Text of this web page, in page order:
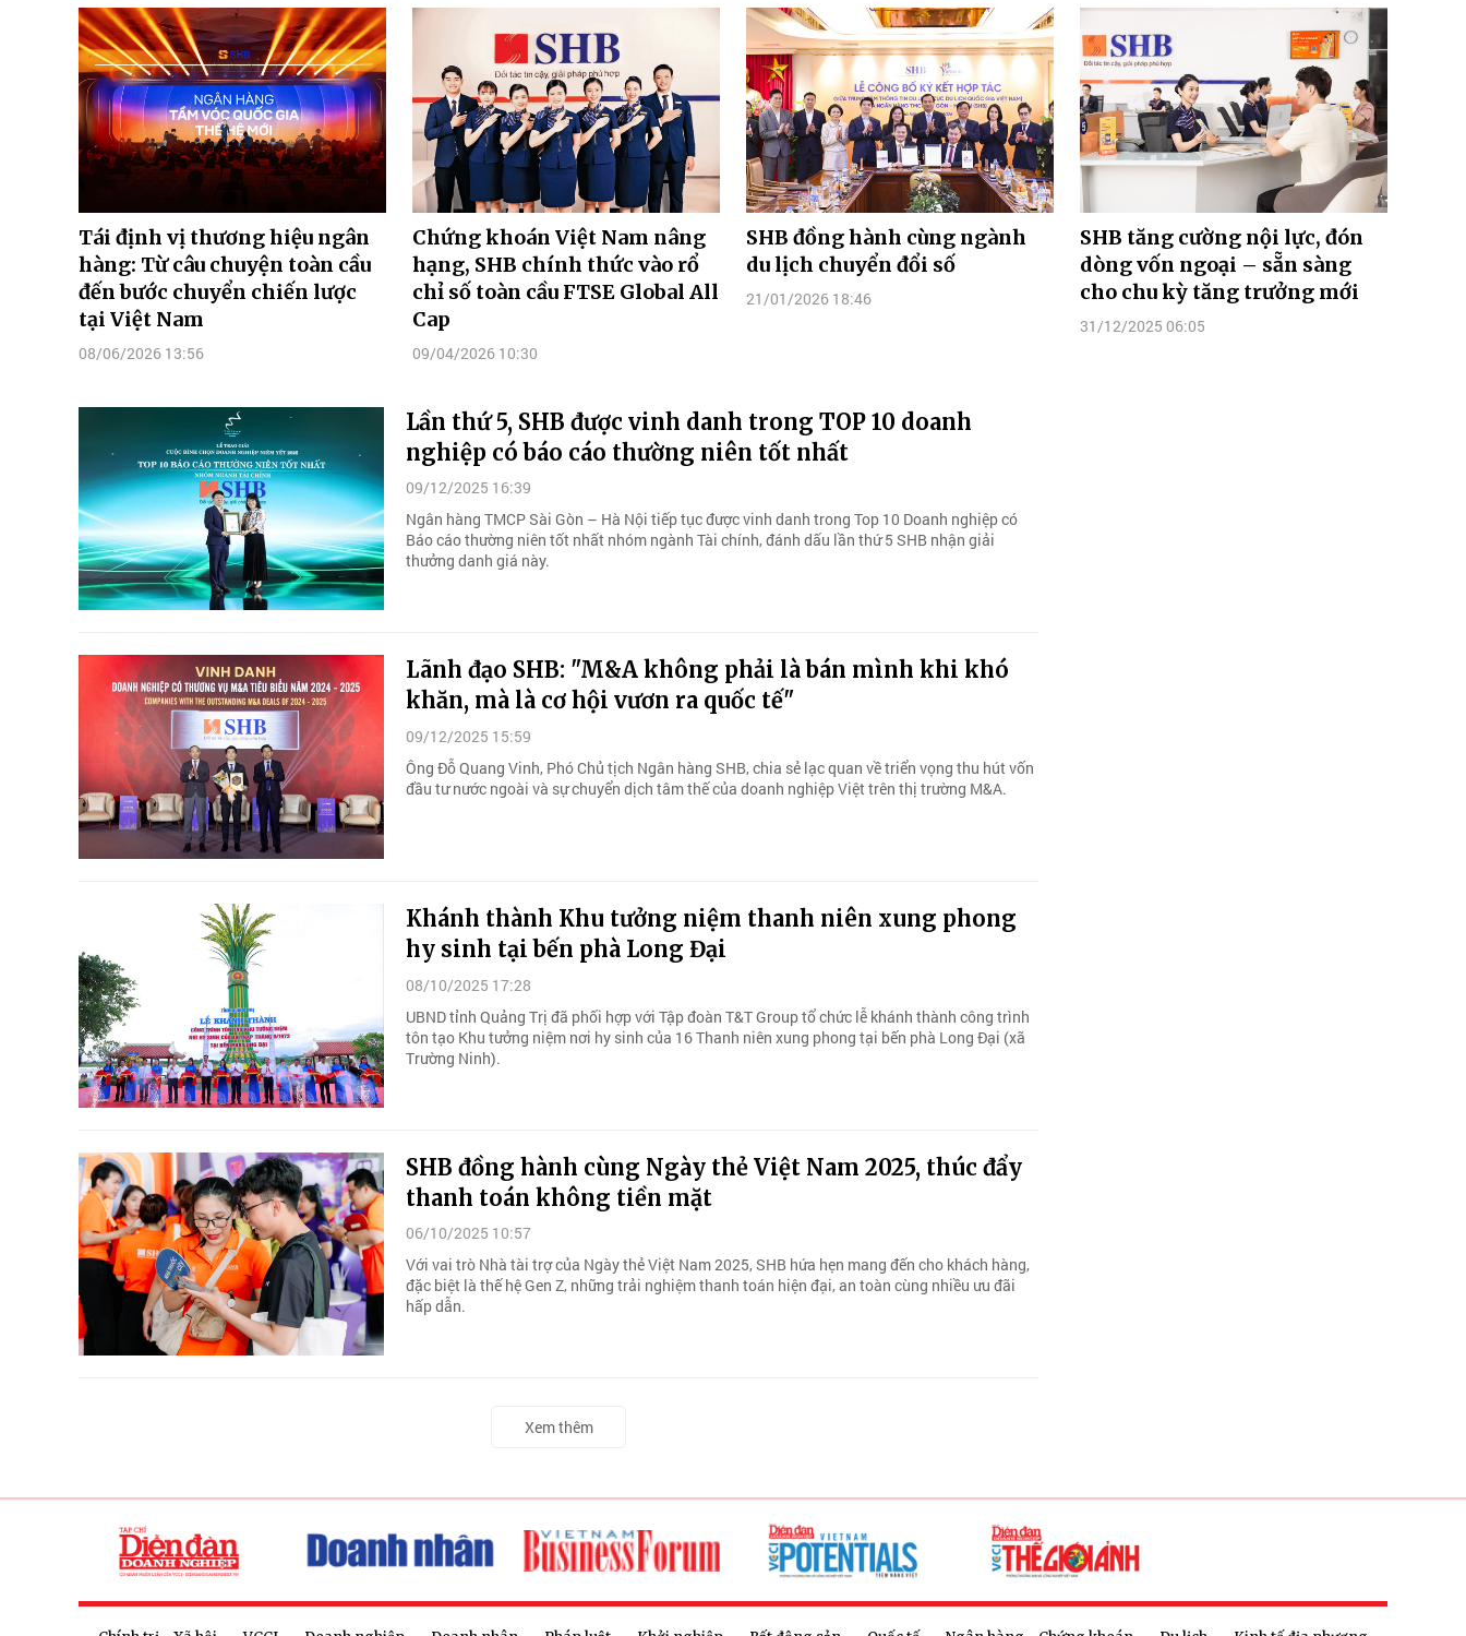
Tái định vị thương hiệu ngân
hàng: Từ câu chuyện toàn cầu
đến bước chuyển chiến lược
tại Việt Nam
08/06/2026 13:56
Chứng khoán Việt Nam nâng
hạng, SHB chính thức vào rổ
chỉ số toàn cầu FTSE Global All
Cap
09/04/2026 10:30
SHB đồng hành cùng ngành
du lịch chuyển đổi số
21/01/2026 18:46
SHB tăng cường nội lực, đón
dòng vốn ngoại – sẵn sàng
cho chu kỳ tăng trưởng mới
31/12/2025 06:05
Lần thứ 5, SHB được vinh danh trong TOP 10 doanh
nghiệp có báo cáo thường niên tốt nhất
09/12/2025 16:39
Ngân hàng TMCP Sài Gòn – Hà Nội tiếp tục được vinh danh trong Top 10 Doanh nghiệp có
Báo cáo thường niên tốt nhất nhóm ngành Tài chính, đánh dấu lần thứ 5 SHB nhận giải
thưởng danh giá này.
Lãnh đạo SHB: "M&A không phải là bán mình khi khó
khăn, mà là cơ hội vươn ra quốc tế"
09/12/2025 15:59
Ông Đỗ Quang Vinh, Phó Chủ tịch Ngân hàng SHB, chia sẻ lạc quan về triển vọng thu hút vốn
đầu tư nước ngoài và sự chuyển dịch tâm thế của doanh nghiệp Việt trên thị trường M&A.
Khánh thành Khu tưởng niệm thanh niên xung phong
hy sinh tại bến phà Long Đại
08/10/2025 17:28
UBND tỉnh Quảng Trị đã phối hợp với Tập đoàn T&T Group tổ chức lễ khánh thành công trình
tôn tạo Khu tưởng niệm nơi hy sinh của 16 Thanh niên xung phong tại bến phà Long Đại (xã
Trường Ninh).
SHB đồng hành cùng Ngày thẻ Việt Nam 2025, thúc đẩy
thanh toán không tiền mặt
06/10/2025 10:57
Với vai trò Nhà tài trợ của Ngày thẻ Việt Nam 2025, SHB hứa hẹn mang đến cho khách hàng,
đặc biệt là thế hệ Gen Z, những trải nghiệm thanh toán hiện đại, an toàn cùng nhiều ưu đãi
hấp dẫn.
Xem thêm